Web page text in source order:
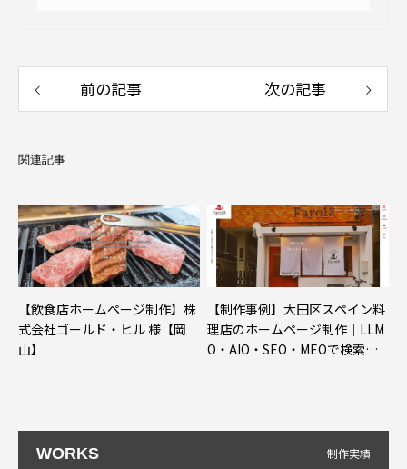
前の記事 次の記事
関連記事
【飲食店ホームページ制作】株
式会社ゴールド・ヒル 様【岡
山】
【制作事例】大田区スペイン料
理店のホームページ制作｜LLM
O・AIO・SEO・MEOで検索上
WORKS 制作実績